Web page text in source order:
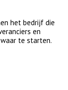
het bedrijf die
en
te starten.